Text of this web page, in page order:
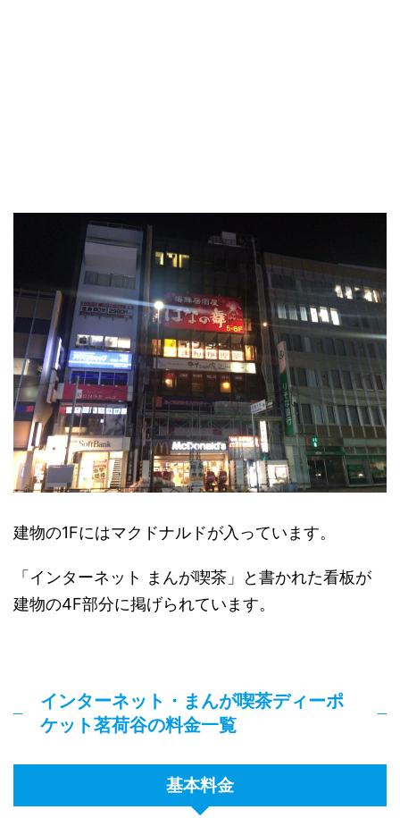
建物の1Fにはマクドナルドが入っています。
「インターネット まんが喫茶」と書かれた看板が
建物の4F部分に掲げられています。
インターネット・まんが喫茶ディーポ
ケット茗荷谷の料金一覧
基本料金